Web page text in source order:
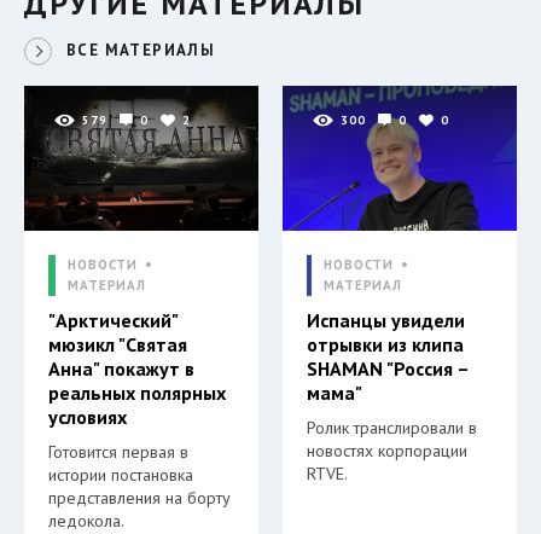
ВСЕ МАТЕРИАЛЫ
579 0 2
НОВОСТИ
МАТЕРИАЛ
"Арктический"
мюзикл "Святая
Анна" покажут в
реальных полярных
условиях
Готовится первая в
истории постановка
представления на борту
ледокола.
300 0 0
НОВОСТИ
МАТЕРИАЛ
Испанцы увидели
отрывки из клипа
SHAMAN "Россия –
мама"
Ролик транслировали в
новостях корпорации
RTVE.